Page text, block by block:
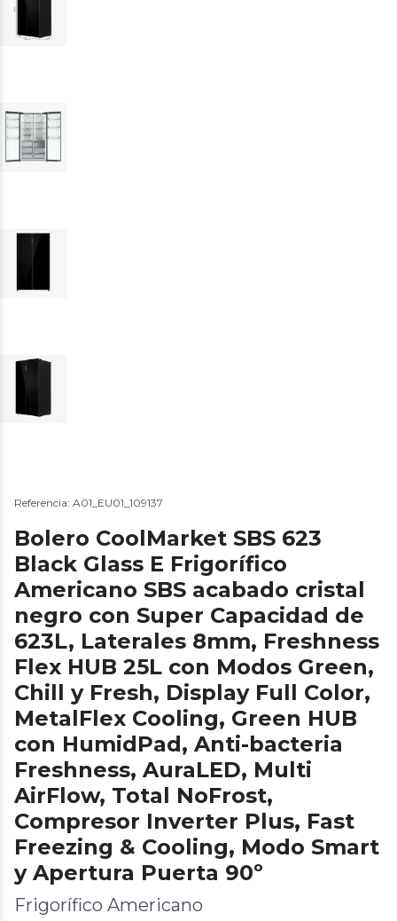
Referencia: A01_EU01_109137
Bolero CoolMarket SBS 623
Black Glass E Frigorífico
Americano SBS acabado cristal
negro con Super Capacidad de
623L, Laterales 8mm, Freshness
Flex HUB 25L con Modos Green,
Chill y Fresh, Display Full Color,
MetalFlex Cooling, Green HUB
con HumidPad, Anti-bacteria
Freshness, AuraLED, Multi
AirFlow, Total NoFrost,
Compresor Inverter Plus, Fast
Freezing & Cooling, Modo Smart
y Apertura Puerta 90º
Frigorífico Americano